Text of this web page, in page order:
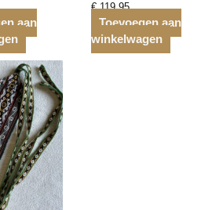
aan
€119,95
Toevoegen aan
winkelwagen